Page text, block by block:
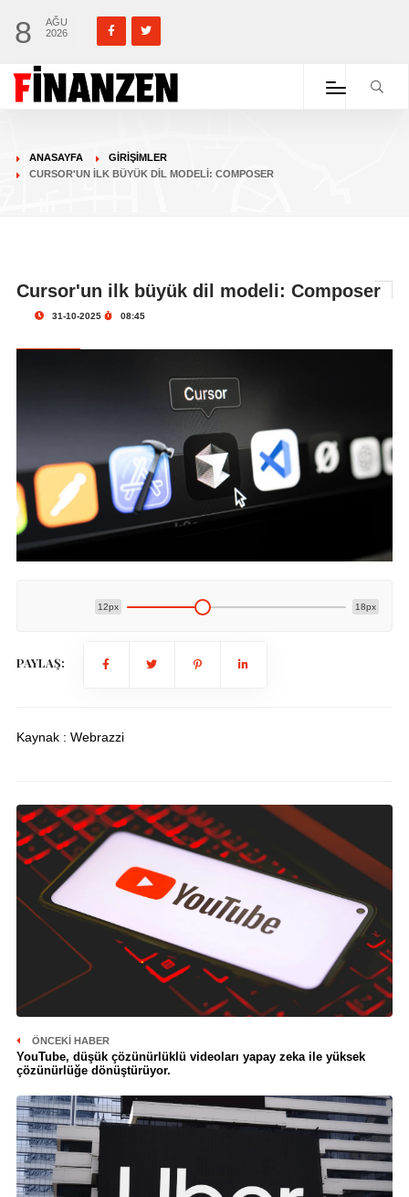
8
AĞU
2026
ANASAYFA
GIRIŞIMLER
CURSOR'UN ILK BÜYÜK DIL MODELI: COMPOSER
Cursor'un ilk büyük dil modeli: Composer
31-10-2025 08:45
12px 18px
PAYLAŞ:
Kaynak : Webrazzi
ÖNCEKI HABER
YouTube, düşük çözünürlüklü videoları yapay zeka ile yüksek
çözünürlüğe dönüştürüyor.